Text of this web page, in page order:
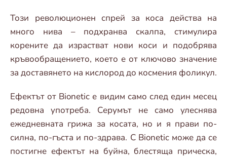
Този революционен спрей за коса действа на
много нива – подхранва скалпа, стимулира
корените да израстват нови коси и подобрява
кръвообращението, което е от ключово значение
за доставянето на кислород до космения фоликул.
Ефектът от Bionetic е видим само след един месец
редовна употреба. Серумът не само улеснява
ежедневната грижа за косата, но и я прави по-
силна, по-гъста и по-здрава. С Bionetic може да се
постигне ефектът на буйна, блестяща прическа,